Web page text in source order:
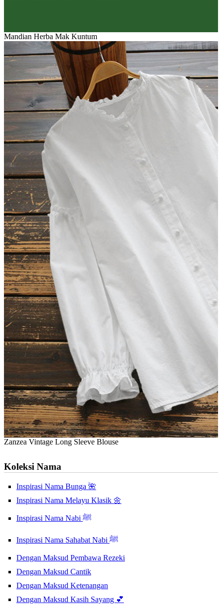
Mandian Herba Mak Kuntum
Zanzea Vintage Long Sleeve Blouse
Koleksi Nama
Inspirasi Nama Bunga 🌺
Inspirasi Nama Melayu Klasik 🌼
Inspirasi Nama Nabi ﷺ
Inspirasi Nama Sahabat Nabi ﷺ
Dengan Maksud Pembawa Rezeki
Dengan Maksud Cantik
Dengan Maksud Ketenangan
Dengan Maksud Kasih Sayang 💕